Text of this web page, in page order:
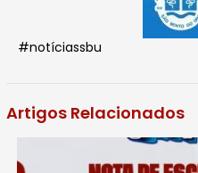
#notíciassbu
Artigos Relacionados